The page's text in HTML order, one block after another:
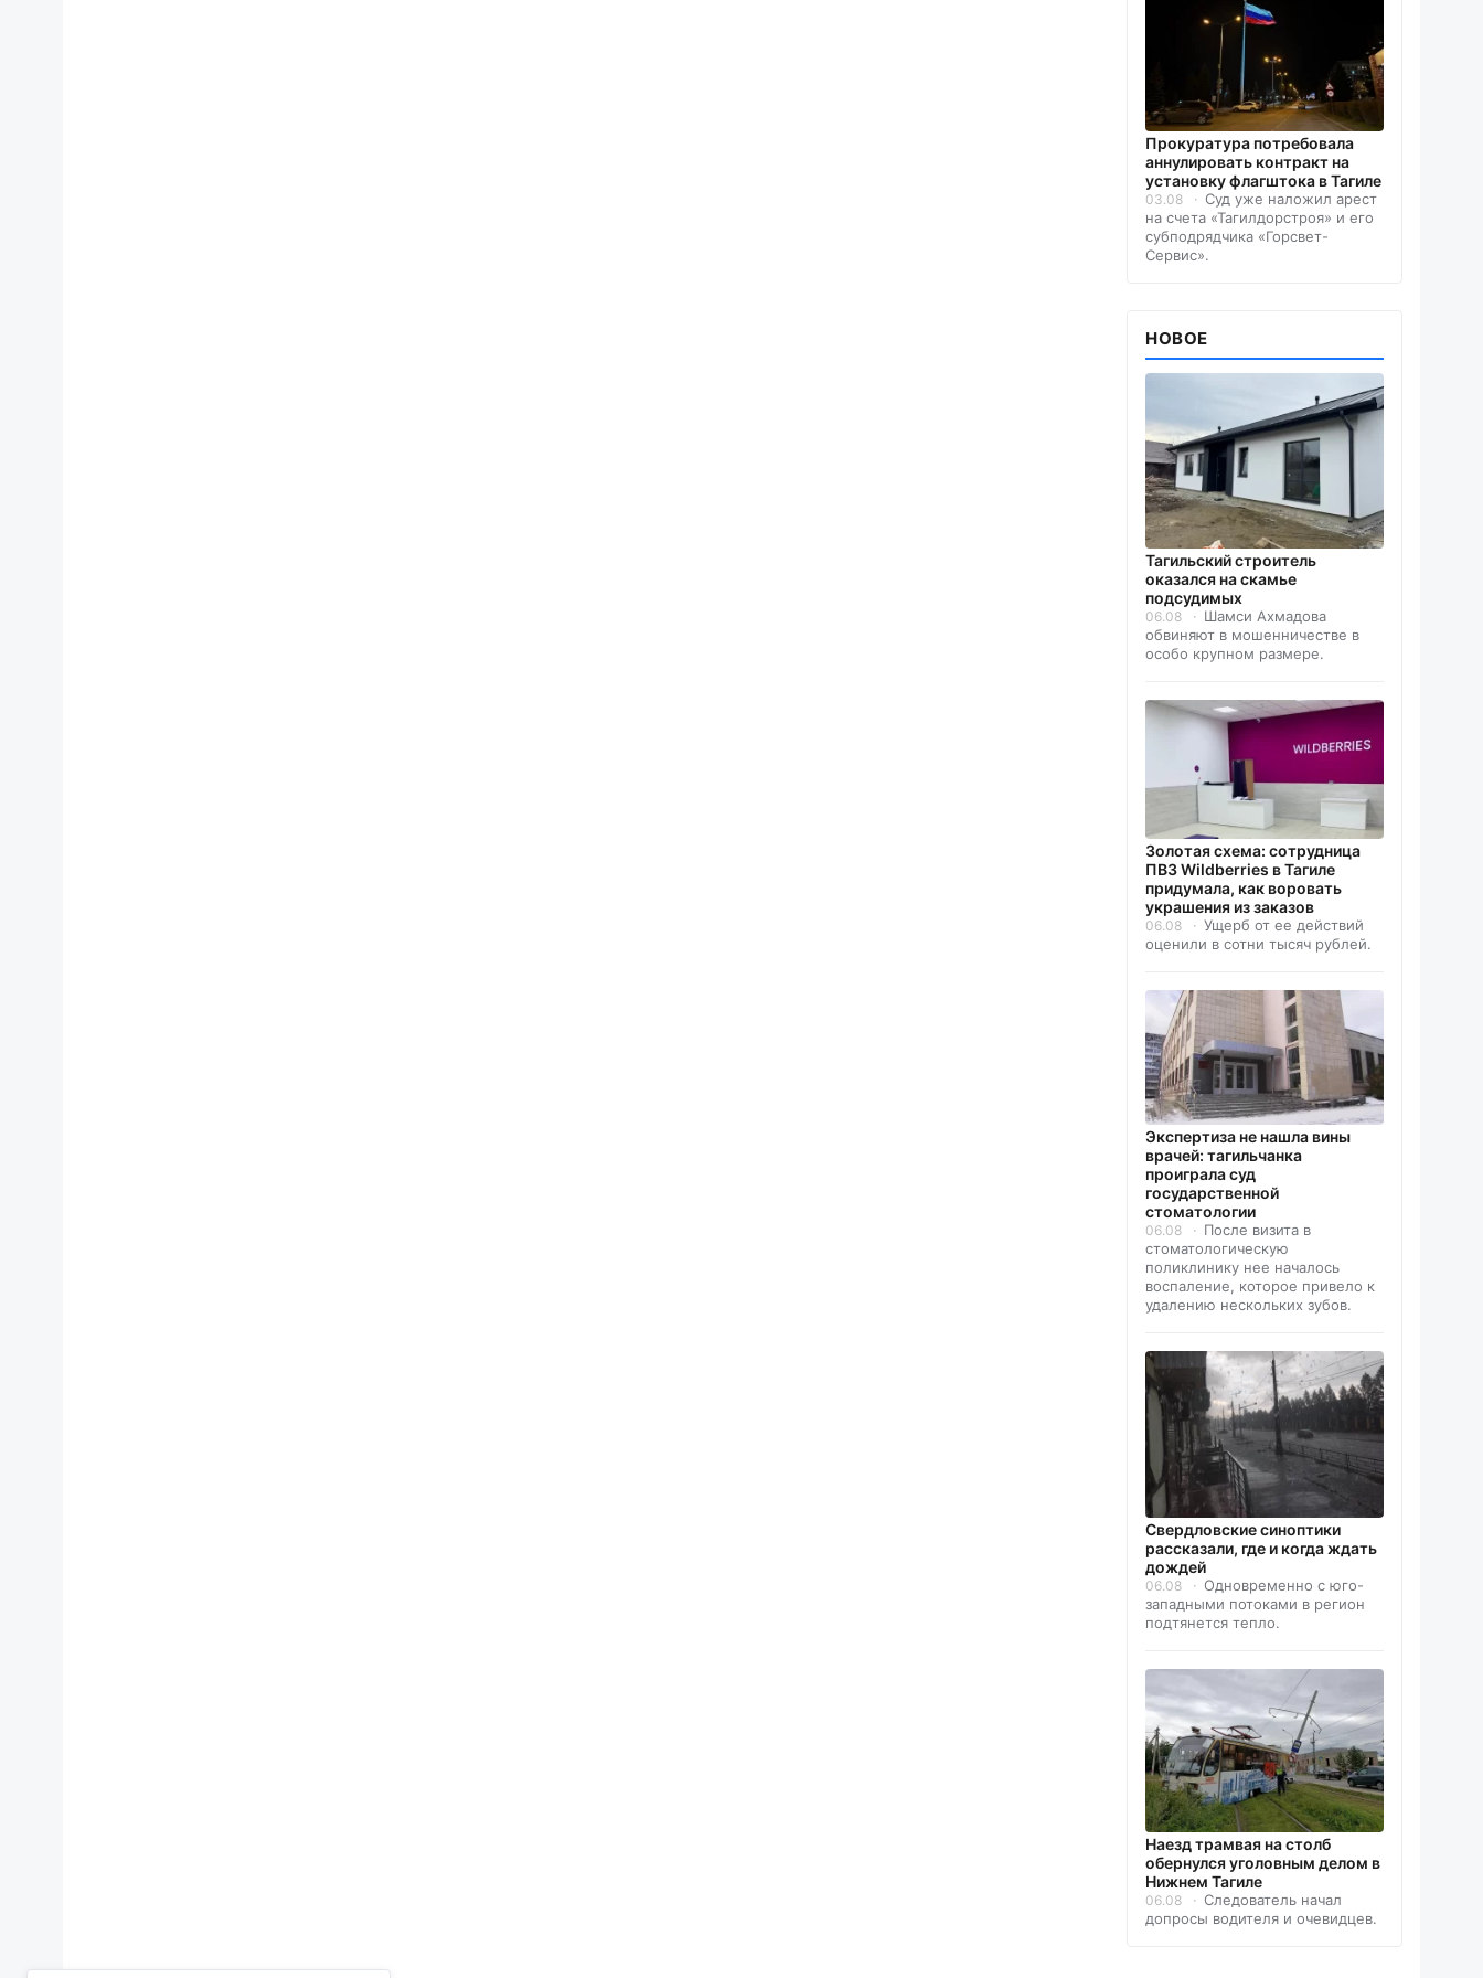
Прокуратура потребовала
аннулировать контракт на
установку флагштока в Тагиле
03.08
Суд уже наложил арест
на счета «Тагилдорстроя» и его
субподрядчика «Горсвет-
Сервис».
НОВОЕ
Тагильский строитель
оказался на скамье
подсудимых
06.08
Шамси Ахмадова
обвиняют в мошенничестве в
особо крупном размере.
Золотая схема: сотрудница
ПВЗ Wildberries в Тагиле
придумала, как воровать
украшения из заказов
06.08
Ущерб от ее действий
оценили в сотни тысяч рублей.
Экспертиза не нашла вины
врачей: тагильчанка
проиграла суд
государственной
стоматологии
06.08
После визита в
стоматологическую
поликлинику нее началось
воспаление, которое привело к
удалению нескольких зубов.
Свердловские синоптики
рассказали, где и когда ждать
дождей
06.08
Одновременно с юго-
западными потоками в регион
подтянется тепло.
Наезд трамвая на столб
обернулся уголовным делом в
Нижнем Тагиле
06.08
Следователь начал
допросы водителя и очевидцев.